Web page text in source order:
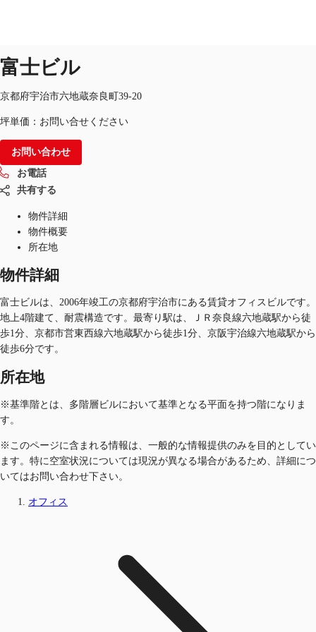
オフィス・事務所
倉庫・物流センター
地図検索
記事
仲介会社様はこちらへ
お気に入り
JP
富士ビル
京都府宇治市六地蔵奈良町39-20
坪単価：お問い合せください
お問い合わせ
お電話
共有する
物件詳細
物件概要
所在地
物件詳細
富士ビルは、2006年竣工の京都府宇治市にある賃貸オフィスビルです。
地上4階建て、耐震構造です。最寄り駅は、ＪＲ奈良線六地蔵駅から徒
歩1分、京都市営東西線六地蔵駅から徒歩1分、京阪宇治線六地蔵駅から
徒歩6分です。
所在地
※基準階とは、多階層ビルにおいて基準となる平面を持つ階になりま
す。
※このページに含まれる情報は、一般的な情報提供のみを目的としてい
ます。特に空室状況については現況が異なる場合があるため、詳細につ
いてはお問い合わせ下さい。
オフィス